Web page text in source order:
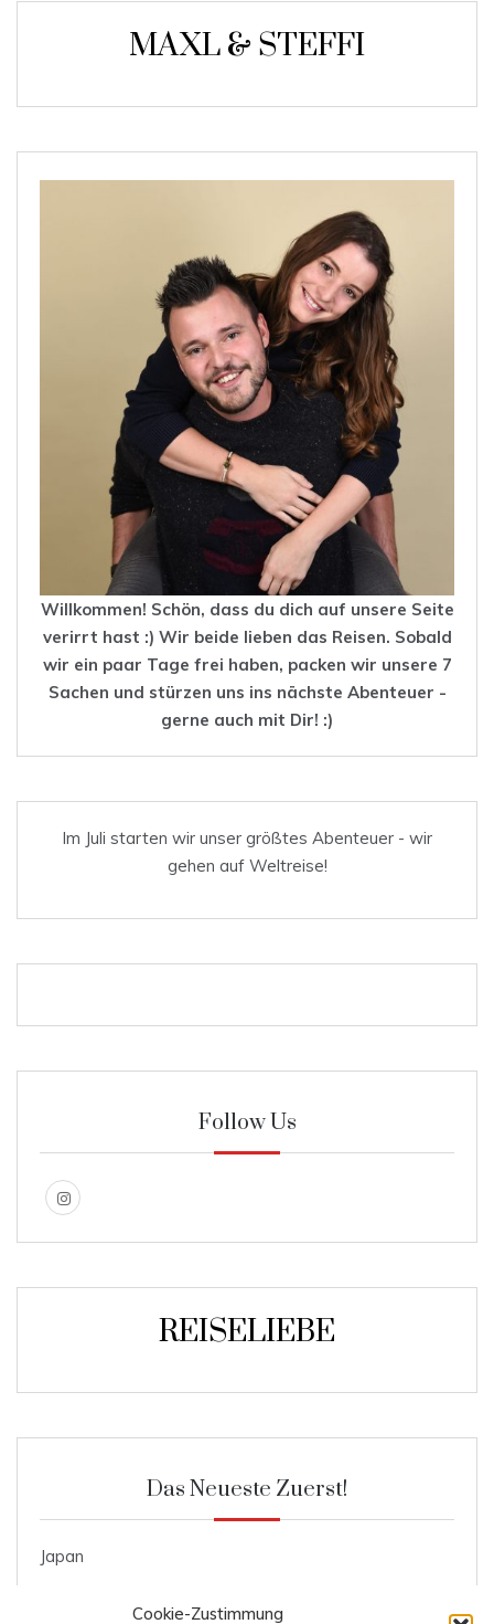
Cookie-Zustimmung
MAXL & STEFFI
Willkommen! Schön, dass du dich auf unsere Seite
verirrt hast :) Wir beide lieben das Reisen. Sobald
wir ein paar Tage frei haben, packen wir unsere 7
Sachen und stürzen uns ins nächste Abenteuer -
gerne auch mit Dir! :)
Im Juli starten wir unser größtes Abenteuer - wir
gehen auf Weltreise!
Follow Us
REISELIEBE
Das Neueste Zuerst!
Japan